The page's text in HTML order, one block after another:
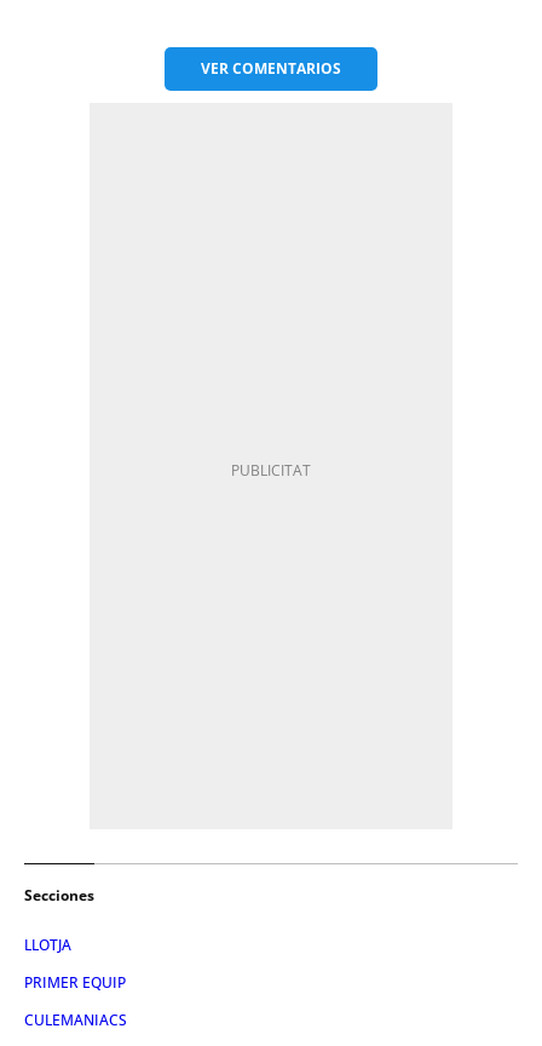
VERCOMENTARIOS
Secciones
LLOTJA
PRIMER EQUIP
CULEMANIACS